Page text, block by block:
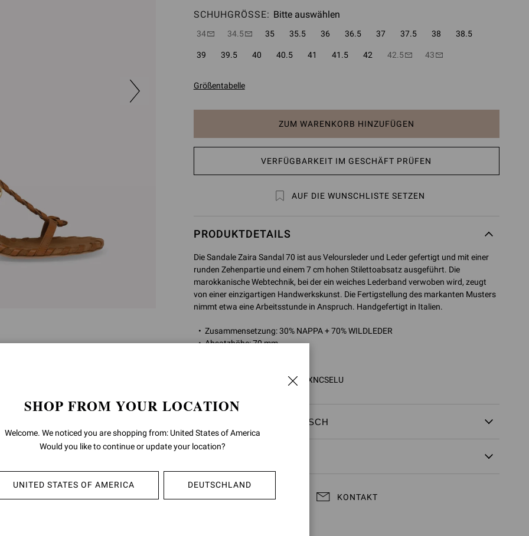
SCHUHGRÖSSE: Bitte auswählen
34 34.5 35 35.5 36 36.5 37 37.5 38 38.5
39 39.5 40 40.5 41 41.5 42 42.5 43
Größentabelle
ZUM WARENKORB HINZUFÜGEN
hinzugefügt
VERFÜGBARKEIT IM GESCHÄFT PRÜFEN
AUF DIE WUNSCHLISTE SETZEN
PRODUKTDETAILS
Die Sandale Zaira Sandal 70 ist aus Veloursleder und Leder gefertigt und mit einer
runden Zehenpartie und einem 7 cm hohen Stilettoabsatz ausgeführt. Die
marokkanische Webtechnik, bei der ein weiches Lederband verwoben wird, zeugt
von einer einzigartigen Handwerkskunst. Die Fertigstellung des markanten Musters
nimmt etwa eine Arbeitsstunde in Anspruch. Handgefertigt in Italien.
Zusammensetzung: 30% NAPPA + 70% WILDLEDER
Absatzhöhe: 70 mm
G32746.70RIC.XNCSELU
UMTAUSCH
KONTAKT
SHOP FROM YOUR LOCATION
Welcome. We noticed you are shopping from: United States of America
Would you like to continue or update your location?
UNITED STATES OF AMERICA DEUTSCHLAND